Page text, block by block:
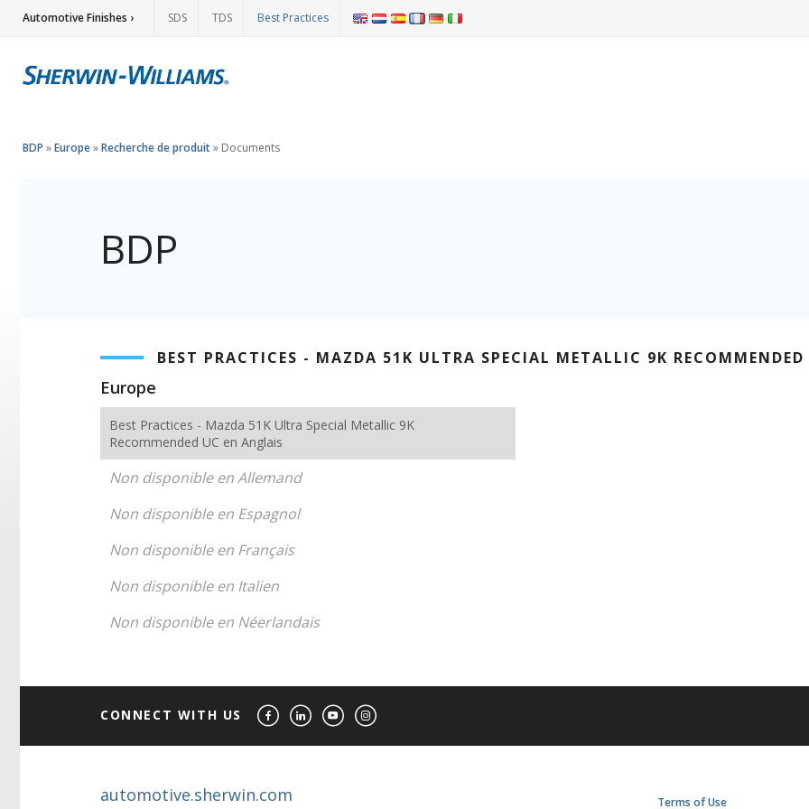
Automotive Finishes › SDS TDS Best Practices
BDP »Europe»Recherche de produit» Documents
BDP
BEST PRACTICES - MAZDA 51K ULTRA SPECIAL METALLIC 9K RECOMMENDED
Europe
Best Practices - Mazda 51K Ultra Special Metallic 9K
Recommended UC en Anglais
Non disponible en Allemand
Non disponible en Espagnol
Non disponible en Français
Non disponible en Italien
Non disponible en Néerlandais
CONNECT WITH US
automotive.sherwin.com Terms of Use